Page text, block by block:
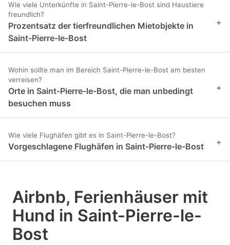
Wie viele Unterkünfte in Saint-Pierre-le-Bost sind Haustiere
freundlich?
Prozentsatz der tierfreundlichen Mietobjekte in
Saint-Pierre-le-Bost
+
Wohin sollte man im Bereich Saint-Pierre-le-Bost am besten
verreisen?
Orte in Saint-Pierre-le-Bost, die man unbedingt
besuchen muss
+
Wie viele Flughäfen gibt es in Saint-Pierre-le-Bost?
Vorgeschlagene Flughäfen in Saint-Pierre-le-Bost +
Airbnb, Ferienhäuser mit
Hund in Saint-Pierre-le-
Bost